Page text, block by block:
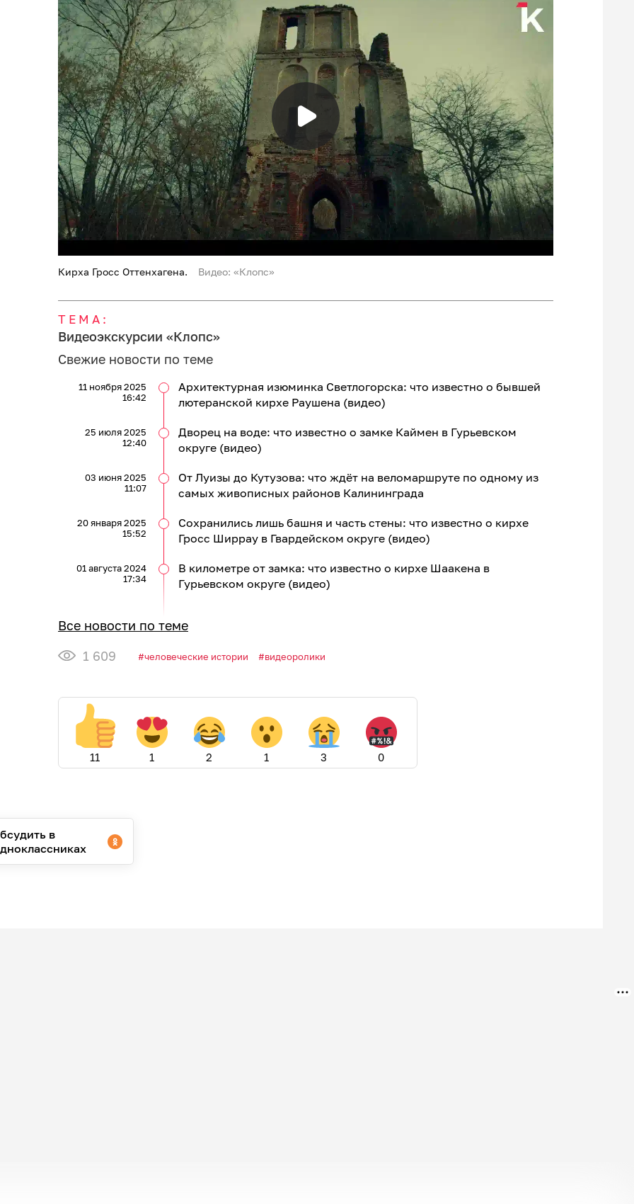
Кирха Гросс Оттенхагена. Видео: «Клопс»
ТЕМА:
Видеоэкскурсии «Клопс»
Свежие новости по теме
Архитектурная изюминка Светлогорска: что известно о бывшей
лютеранской кирхе Раушена (видео)
11 ноября 2025
16:42
Дворец на воде: что известно о замке Каймен в Гурьевском
округе (видео)
25 июля 2025
12:40
От Луизы до Кутузова: что ждёт на веломаршруте по одному из
самых живописных районов Калининграда
03 июня 2025
11:07
Сохранились лишь башня и часть стены: что известно о кирхе
Гросс Ширрау в Гвардейском округе (видео)
20 января 2025
15:52
В километре от замка: что известно о кирхе Шаакена в
Гурьевском округе (видео)
01 августа 2024
17:34
Все новости по теме
1 609
человеческие истории видеоролики
11 1 2 1 3 0
в